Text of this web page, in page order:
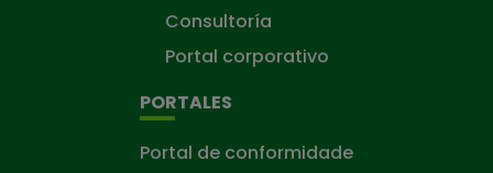
Consultoría
Portal corporativo
PORTALES
Portal de conformidade